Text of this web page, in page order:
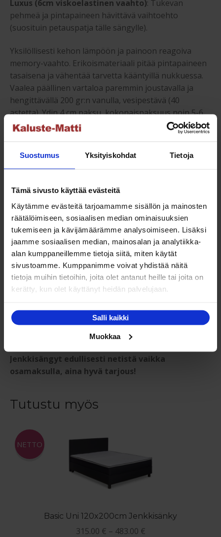
Suostumus Yksityiskohdat Tietoja
Tämä sivusto käyttää evästeitä
Käytämme evästeitä tarjoamamme sisällön ja mainosten
räätälöimiseen, sosiaalisen median ominaisuuksien
tukemiseen ja kävijämäärämme analysoimiseen. Lisäksi
jaamme sosiaalisen median, mainosalan ja analytiikka-
alan kumppaneillemme tietoja siitä, miten käytät
sivustoamme. Kumppanimme voivat yhdistää näitä
tietoja muihin tietoihin, joita olet antanut heille tai joita on
kerätty, kun olet käyttänyt heidän palvelujaan.
Salli kaikki
Muokkaa
Luxus (6cm viskoelastinen vaahto): Tukevan
pehmeä ja pintapaineen hävittävä vaihtoehto
(suosituin petauspatja tälle sängylle).
Yksilöllisesti kehon lämpöön ja painoon reagoiva
memory-vaahto. Erikoismateriaali pitää pintapaineen
tasaisena ja vähentää tarvetta kääntyillä nukkuessa.
Vaalea päällinen vartaloa paremmin joustavalla ja
hengittävällä 200 gr:n vanulla, vesipestävä (40
astetta). Ydin 4 cm paksu, kokonaispaksuus noin 5-6
cm.
ilman petauspatjaa noin 50cm. Päädyn korkeus 105cm.
Jenkkisänky suosituspainolle:
Hard- X-Hard jäykkyys, suositus 75-125 kg/käyttäjä.
Takuu:
Jenkkisängyn runkotakuu 2 vuotta. Takuu ei koske
normaalia patjan käytön tuomaa painumista. Takuu ei
koske normaalia käytön tuomaa painumista.
Jenkkisängyt edullisesti netistä vaikka
osamaksulla, aina hyvä tarjous!
Tutustu myös
Basic Uni 120x200cm Jenkkisänky
NETTO
315.00 € – 483.00 €